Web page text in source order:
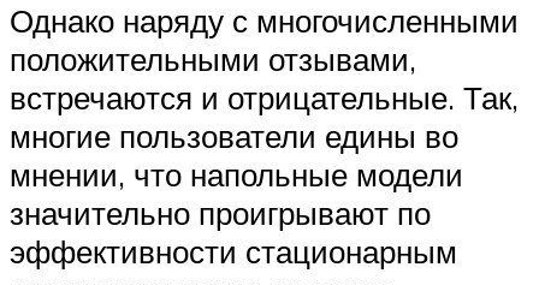
Однако наряду с многочисленными
положительными отзывами,
встречаются и отрицательные. Так,
многие пользователи едины во
мнении, что напольные модели
значительно проигрывают по
эффективности стационарным